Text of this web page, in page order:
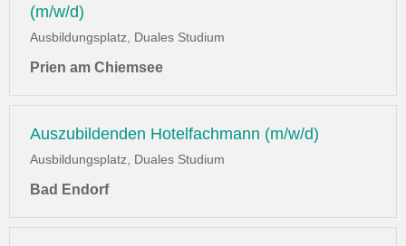
(m/w/d)
Ausbildungsplatz, Duales Studium
Prien am Chiemsee
Auszubildenden Hotelfachmann (m/w/d)
Ausbildungsplatz, Duales Studium
Bad Endorf